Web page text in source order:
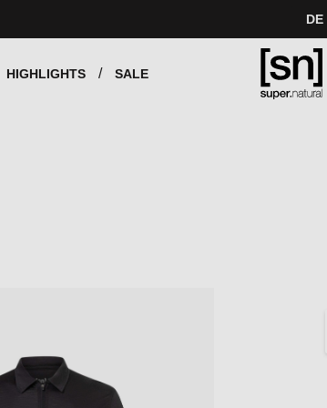
DE
HIGHLIGHTS SALE